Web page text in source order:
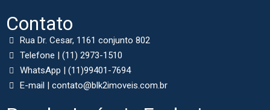
Contato
Rua Dr. Cesar, 1161 conjunto 802
Telefone | (11) 2973-1510
WhatsApp | (11)99401-7694
E-mail | contato@blk2imoveis.com.br